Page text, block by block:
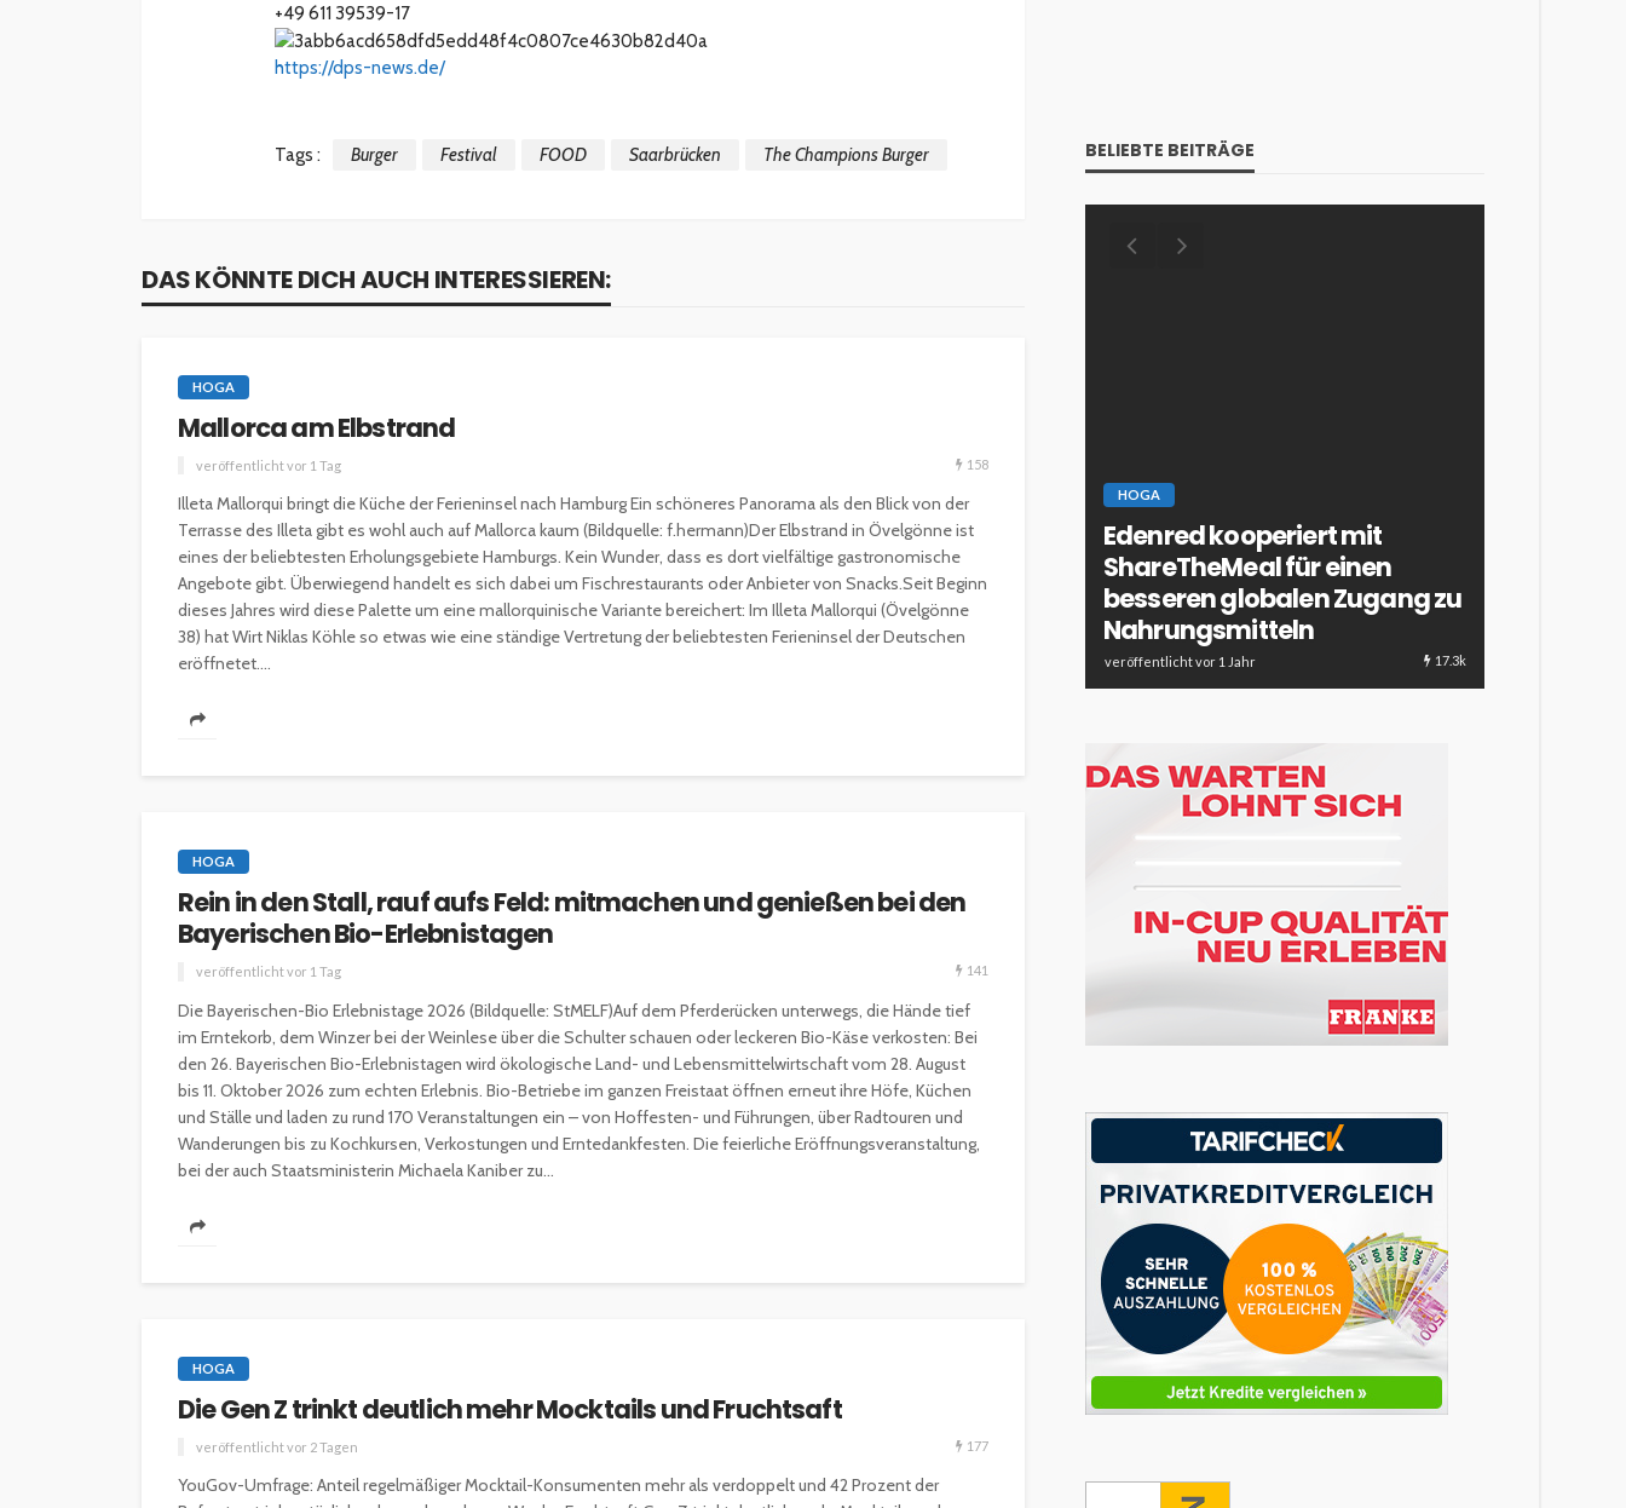
+49 611 39539-17
https://dps-news.de/
Tags : Burger Festival FOOD Saarbrücken The Champions Burger
DAS KÖNNTE DICH AUCH INTERESSIEREN:
HOGA
Mallorca am Elbstrand
veröffentlicht vor 1 Tag 158
Illeta Mallorqui bringt die Küche der Ferieninsel nach Hamburg Ein schöneres Panorama als den Blick von der
Terrasse des Illeta gibt es wohl auch auf Mallorca kaum (Bildquelle: f.hermann)Der Elbstrand in Övelgönne ist
eines der beliebtesten Erholungsgebiete Hamburgs. Kein Wunder, dass es dort vielfältige gastronomische
Angebote gibt. Überwiegend handelt es sich dabei um Fischrestaurants oder Anbieter von Snacks.Seit Beginn
dieses Jahres wird diese Palette um eine mallorquinische Variante bereichert: Im Illeta Mallorqui (Övelgönne
38) hat Wirt Niklas Köhle so etwas wie eine ständige Vertretung der beliebtesten Ferieninsel der Deutschen
eröffnetet....
HOGA
Rein in den Stall, rauf aufs Feld: mitmachen und genießen bei den
Bayerischen Bio-Erlebnistagen
veröffentlicht vor 1 Tag 141
Die Bayerischen-Bio Erlebnistage 2026 (Bildquelle: StMELF)Auf dem Pferderücken unterwegs, die Hände tief
im Erntekorb, dem Winzer bei der Weinlese über die Schulter schauen oder leckeren Bio-Käse verkosten: Bei
den 26. Bayerischen Bio-Erlebnistagen wird ökologische Land- und Lebensmittelwirtschaft vom 28. August
bis 11. Oktober 2026 zum echten Erlebnis. Bio-Betriebe im ganzen Freistaat öffnen erneut ihre Höfe, Küchen
und Ställe und laden zu rund 170 Veranstaltungen ein – von Hoffesten- und Führungen, über Radtouren und
Wanderungen bis zu Kochkursen, Verkostungen und Erntedankfesten. Die feierliche Eröffnungsveranstaltung,
bei der auch Staatsministerin Michaela Kaniber zu...
HOGA
Die Gen Z trinkt deutlich mehr Mocktails und Fruchtsaft
veröffentlicht vor 2 Tagen 177
YouGov-Umfrage: Anteil regelmäßiger Mocktail-Konsumenten mehr als verdoppelt und 42 Prozent der
BELIEBTE BEITRÄGE
INTERESSANNTES MAGAZIN
Wie kann man mit kleinem
Kapital in Deutschland zu
investieren beginnen?
HOGA
HOTELLERIE & RESORTS
RESTAURANTS & BARS
SPITZENKÖCHE
Geheimnisse der
Sterneköche: Insider-Tipps
für Hobbyköche
HOGA
Edenred kooperiert mit
ShareTheMeal für einen
besseren globalen Zugang zu
Nahrungsmitteln
veröffentlicht vor 1 Jahr 17.3k